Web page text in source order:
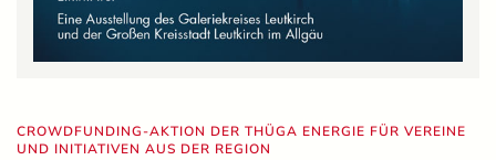
CROWDFUNDING-AKTION DER THÜGA ENERGIE FÜR VEREINE
UND INITIATIVEN AUS DER REGION